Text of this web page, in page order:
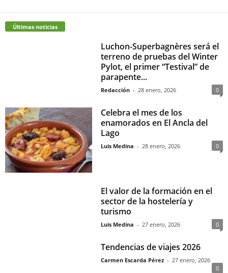
Últimas noticias
Luchon-Superbagnères será el
terreno de pruebas del Winter
Pylot, el primer “Testival” de
parapente...
Redacción - 28 enero, 2026 0
Celebra el mes de los
enamorados en El Ancla del
Lago
Luis Medina - 28 enero, 2026 0
El valor de la formación en el
sector de la hostelería y
turismo
Luis Medina - 27 enero, 2026 0
Tendencias de viajes 2026
Carmen Escarda Pérez - 27 enero, 2026
0